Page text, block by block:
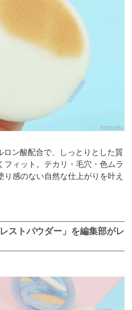
ロン酸配合で、しっとりとした質
フィット。テカリ・毛穴・色ムラ
り感のない自然な仕上がりを叶え
ストパウダー」を編集部がレ